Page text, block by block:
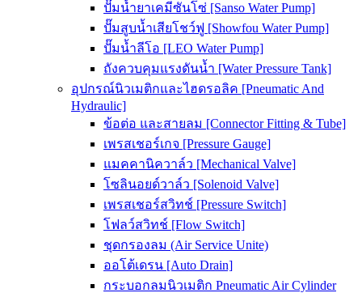
ปั๊มน้ำยาเคมีซันโซ่ [Sanso Water Pump]
ปั๊มสูบน้ำเสียโชว์ฟู [Showfou Water Pump]
ปั๊มน้ำลีโอ [LEO Water Pump]
ถังควบคุมแรงดันน้ำ [Water Pressure Tank]
อุปกรณ์นิวเมติกและไฮดรอลิค [Pneumatic And
Hydraulic]
ข้อต่อ และสายลม [Connector Fitting & Tube]
เพรสเชอร์เกจ [Pressure Gauge]
แมคคานิควาล์ว [Mechanical Valve]
โซลินอยด์วาล์ว [Solenoid Valve]
เพรสเชอร์สวิทช์ [Pressure Switch]
โฟลว์สวิทช์ [Flow Switch]
ชุดกรองลม (Air Service Unite)
ออโต้เดรน [Auto Drain]
กระบอกลมนิวเมติก Pneumatic Air Cylinder